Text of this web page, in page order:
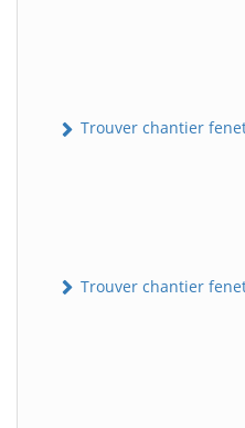
Trouver chantier
Trouver chantier